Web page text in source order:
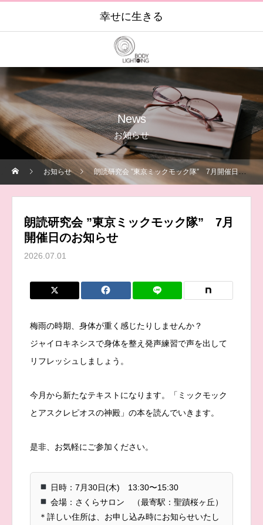
幸せに生きる
News
お知らせ
お知らせ 朗読研究会 ”東京ミックモック隊” 7月開催日のお知らせ
朗読研究会 ”東京ミックモック隊” 7月
開催日のお知らせ
2026.07.01
梅雨の時期、身体が重く感じたりしませんか？
ジャイロキネシスで身体を整え発声練習で声を出して
リフレッシュしましょう。
今月から新たなテキストになります。「ミックモック
とアスクレピオスの神殿」の本を読んでいきます。
是非、お気軽にご参加ください。
日時：7月30日(木) 13:30〜15:30
会場：さくらサロン （最寄駅：聖蹟桜ヶ丘）
＊詳しい住所は、お申し込み時にお知らせいたし